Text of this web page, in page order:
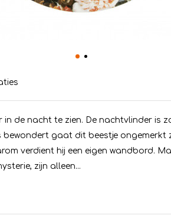
de nacht te zien. De nachtvlinder is
bewondert gaat dit beestje ongemerkt
verdient hij een eigen wandbord.
zijn alleen...